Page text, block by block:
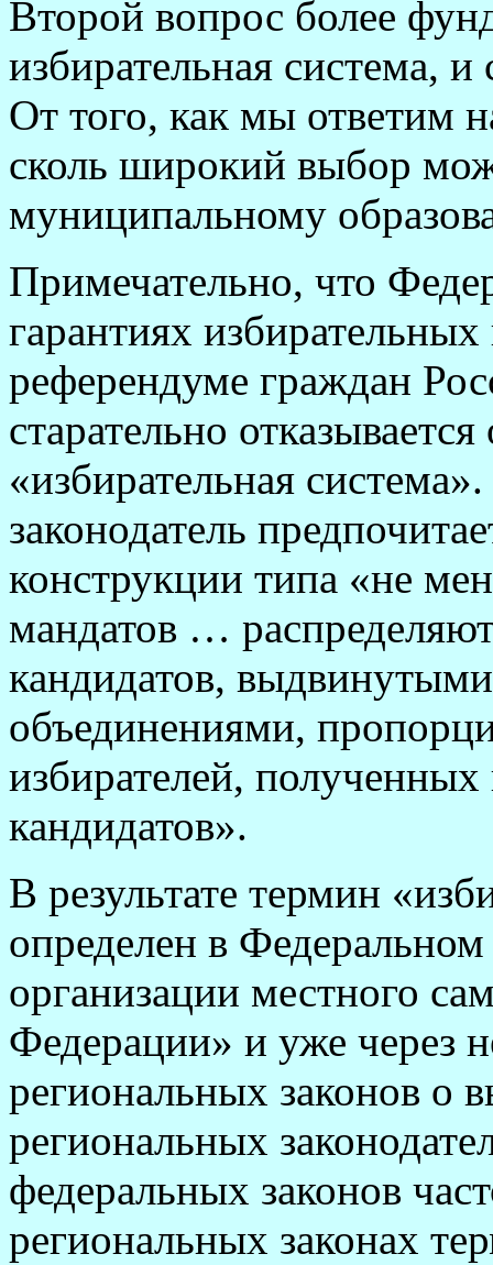
Второй вопрос более
избирательная система, и
От того, как мы ответим
сколь широкий выбор
муниципальному
Примечательно, что
гарантиях
референдуме граждан
старательно
«избирательная
законодатель
конструкции типа «не
мандатов …
кандидатов,
объединениями,
избирателей,
кандидатов».
В результате термин
определен в
организации местного
Федерации» и уже через
региональных законов о
региональных
федеральных законов
региональных законах